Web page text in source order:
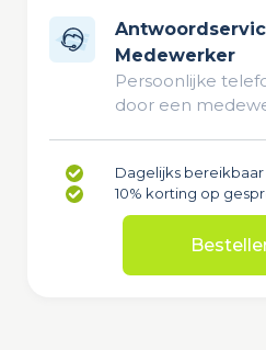
Medewerker
Persoonlijke
door een
Dagelijks bereikbaar
10% korting op